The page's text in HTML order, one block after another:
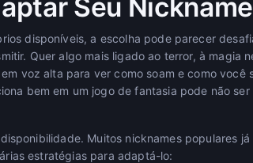
Seu
disponíveis, a escolha pode parecer
Quer algo mais ligado ao terror, à magia
voz alta para ver como soam e como você
bem em um jogo de fantasia pode não
Muitos nicknames populares já
estratégias para adaptá-lo: